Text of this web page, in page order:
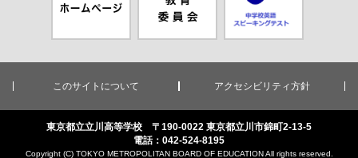
ウインドウが
ンドウが開き
スト（別ウイ
ンドウが開き
このサイトについて アクセシビリティ方針
東京都立立川高等学校 〒190-0022 東京都立川市錦町2-13-5
電話：042-524-8195
Copyright (C) TOKYO METROPOLITAN BOARD OF EDUCATION All rights reserved.